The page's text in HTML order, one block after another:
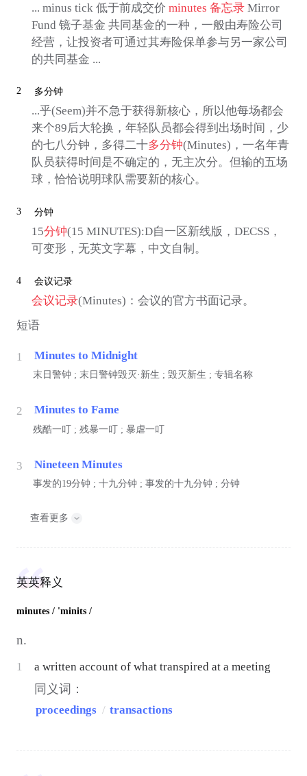
... minus tick 低于前成交价 minutes 备忘录Mirror
Fund 镜子基金 共同基金的一种，一般由寿险公司
经营，让投资者可通过其寿险保单参与另一家公司
的共同基金 ...
2 多分钟
...乎(Seem)并不急于获得新核心，所以他每场都会
来个89后大轮换，年轻队员都会得到出场时间，少
的七八分钟，多得二十多分钟(Minutes)，一名年青
队员获得时间是不确定的，无主次分。但输的五场
球，恰恰说明球队需要新的核心。
3 分钟
15分钟(15 MINUTES):D自一区新线版，DECSS，
可变形，无英文字幕，中文自制。
4 会议记录
会议记录(Minutes)：会议的官方书面记录。
短语
1 Minutes to Midnight
末日警钟 ; 末日警钟毁灭·新生 ; 毁灭新生 ; 专辑名称
2 Minutes to Fame
残酷一叮 ; 残暴一叮 ; 暴虐一叮
3 Nineteen Minutes
事发的19分钟 ; 十九分钟 ; 事发的十九分钟 ; 分钟
查看更多
英英释义
minutes / 'minits /
n.
1 a written account of what transpired at a meeting
同义词：
proceedings / transactions